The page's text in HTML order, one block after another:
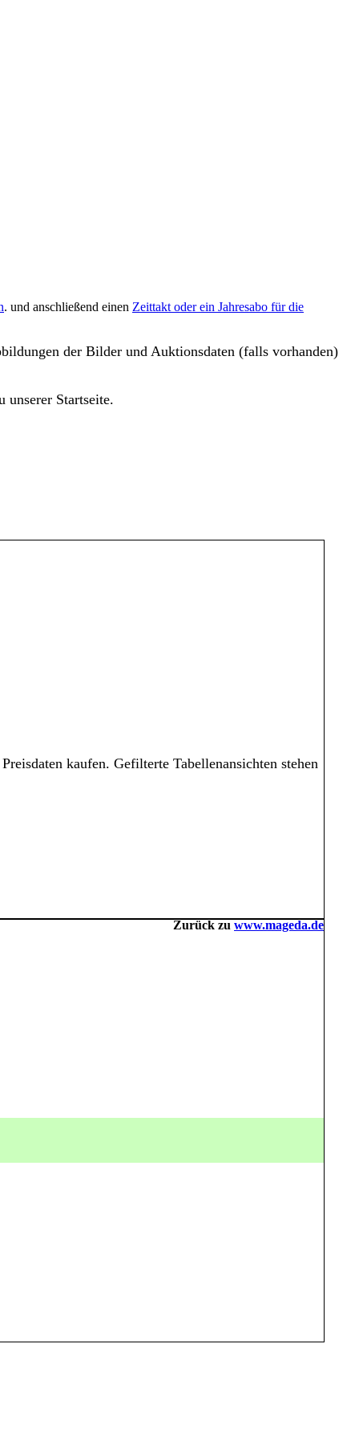
. und anschließend einen Zeittakt oder ein Jahresabo für die
der Bilder und Auktionsdaten (falls vorhanden)
unserer Startseite.
kaufen. Gefilterte Tabellenansichten stehen
Zurück zu www.mageda.de